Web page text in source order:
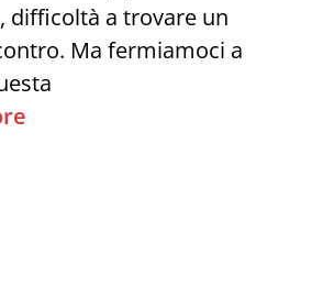
difficoltà a trovare un
Ma fermiamoci a